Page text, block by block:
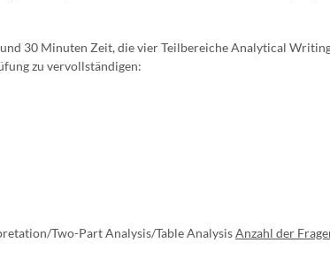
30 Minuten Zeit, die vier Teilbereiche Analytical
zu vervollständigen:
Two-Part Analysis/Table AnalysisAnzahl der